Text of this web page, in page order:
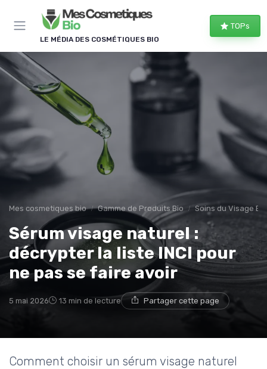
LE MÉDIA DES COSMÉTIQUES BIO
TOPs
Mes cosmetiques bio Gamme de Produits Bio Soins du Visage Bio
Sérum visage naturel :
décrypter la liste INCI pour
ne pas se faire avoir
5 mai 2026 13 min de lecture Partager cette page
Comment choisir un sérum visage naturel
Panneau de gestion des cookies